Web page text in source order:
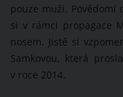
pouze muži. Povědomí
si v rámci propagace
nosem. Jistě si
Samkovou, která
v roce 2014.